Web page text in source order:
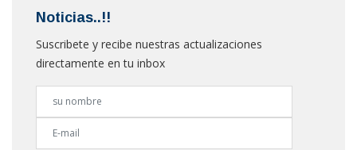
Noticias..!!
Suscribete y recibe nuestras actualizaciones
directamente en tu inbox